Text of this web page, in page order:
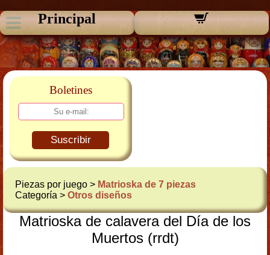
Principal
Boletines
Suscribir
Piezas por juego > Matrioska de 7 piezas
Categoría > Otros diseños
Matrioska de calavera del Día de los
Muertos (rrdt)